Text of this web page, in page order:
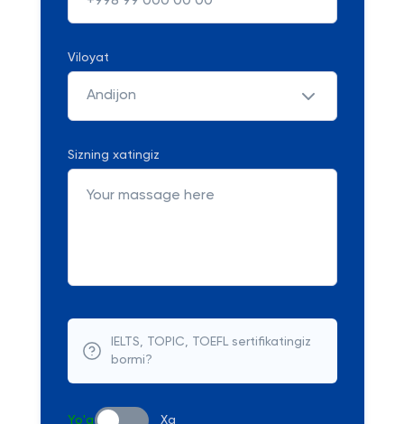
Viloyat
Andijon
Sizning xatingiz
IELTS, TOPIC, TOEFL sertifikatingiz
bormi?
Yo'q Xa